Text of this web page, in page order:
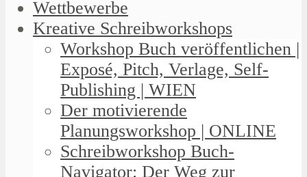
Wettbewerbe
Kreative Schreibworkshops
Workshop Buch veröffentlichen |
Exposé, Pitch, Verlage, Self-
Publishing | WIEN
Der motivierende
Planungsworkshop | ONLINE
Schreibworkshop Buch-
Navigator: Der Weg zur